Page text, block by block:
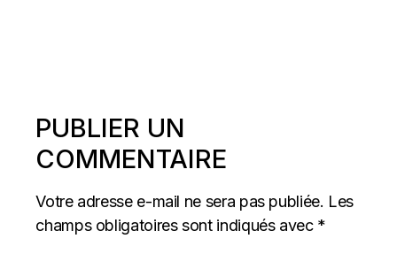
PUBLIER UN
COMMENTAIRE
Votre adresse e-mail ne sera pas publiée. Les
champs obligatoires sont indiqués avec *